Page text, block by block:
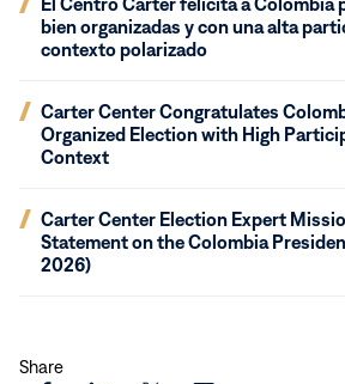
bien organizadas y con una alta
contexto polarizado
new
Carter Center Congratulates
Organized Election with High
Context
(opens
new
Carter Center Election Expert
Statement on the Colombia
2026)
(opens
new
Share